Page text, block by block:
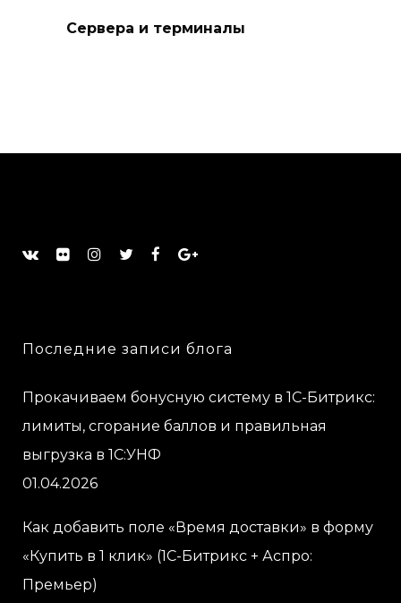
Сервера и терминалы
Последние записи блога
Прокачиваем бонусную систему в 1С-Битрикс:
лимиты, сгорание баллов и правильная
выгрузка в 1С:УНФ
01.04.2026
Как добавить поле «Время доставки» в форму
«Купить в 1 клик» (1С-Битрикс + Аспро:
Премьер)